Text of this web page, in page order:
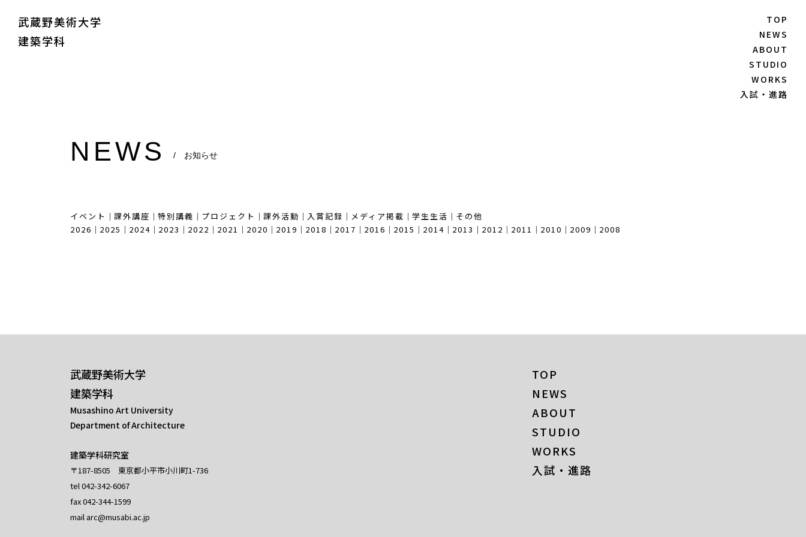
武蔵野美術大学
建築学科
TOP
NEWS
ABOUT
STUDIO
WORKS
入試・進路
NEWS / お知らせ
イベント ｜ 課外講座 ｜ 特別講義 ｜ プロジェクト ｜ 課外活動 ｜ 入賞記録 ｜ メディア掲載 ｜ 学生生活 ｜ その他
2026 ｜ 2025 ｜ 2024 ｜ 2023 ｜ 2022 ｜ 2021 ｜ 2020 ｜ 2019 ｜ 2018 ｜ 2017 ｜ 2016 ｜ 2015 ｜ 2014 ｜ 2013 ｜ 2012 ｜ 2011 ｜ 2010 ｜ 2009 ｜ 2008
武蔵野美術大学
建築学科
Musashino Art University
Department of Architecture
建築学科研究室
〒187-8505 東京都小平市小川町1-736
tel 042-342-6067
fax 042-344-1599
mail arc@musabi.ac.jp
TOP
NEWS
ABOUT
STUDIO
WORKS
入試・進路